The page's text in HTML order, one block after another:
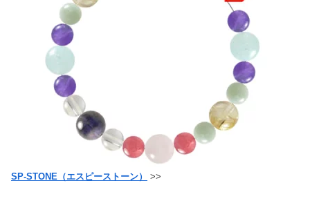
SP-STONE（エスピーストーン） >>